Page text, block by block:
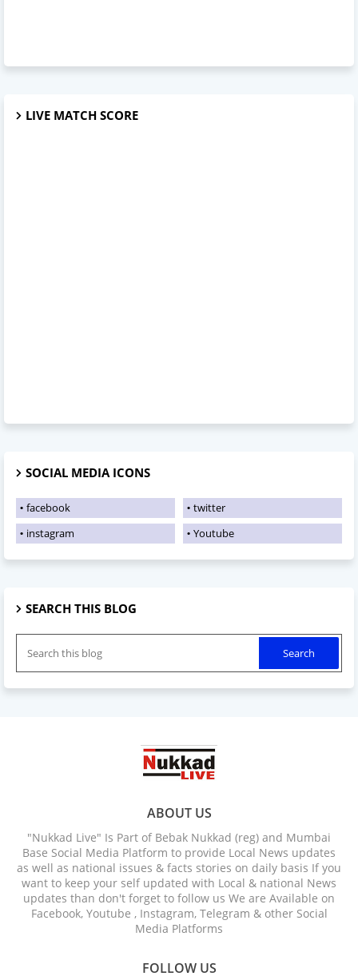
LIVE MATCH SCORE
SOCIAL MEDIA ICONS
facebook
twitter
instagram
Youtube
SEARCH THIS BLOG
ABOUT US
"Nukkad Live" Is Part of Bebak Nukkad (reg) and Mumbai
Base Social Media Platform to provide Local News updates
as well as national issues & facts stories on daily basis If you
want to keep your self updated with Local & national News
updates than don't forget to follow us We are Available on
Facebook, Youtube , Instagram, Telegram & other Social
Media Platforms
FOLLOW US